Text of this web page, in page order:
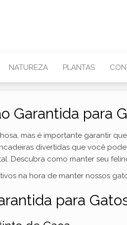
NATUREZA PLANTAS
Garantida para
mas é importante garantir
divertidas que você
Descubra como manter seu
na hora de manter nossos
para